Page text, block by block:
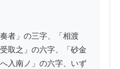
者」の三字、「相渡
取之」の六字、「砂金
入南ノ」の六字、いず